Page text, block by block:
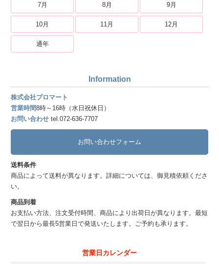
7月 8月 9月
10月 11月 12月
通年
Information
株式会社プロマート
営業時間8時～16時（水日祝休日）
お問い合わせ tel.072-636-7707
お問い合わせフォーム
送料条件
商品によって送料が異なります。詳細については、御見積依頼くださ
い。
商品到着
お支払い方法、注文受付時間、商品により出荷日が異なります。最短
で翌日から最長5営業日で発送いたします。ご予約も承ります。
営業日カレンダー